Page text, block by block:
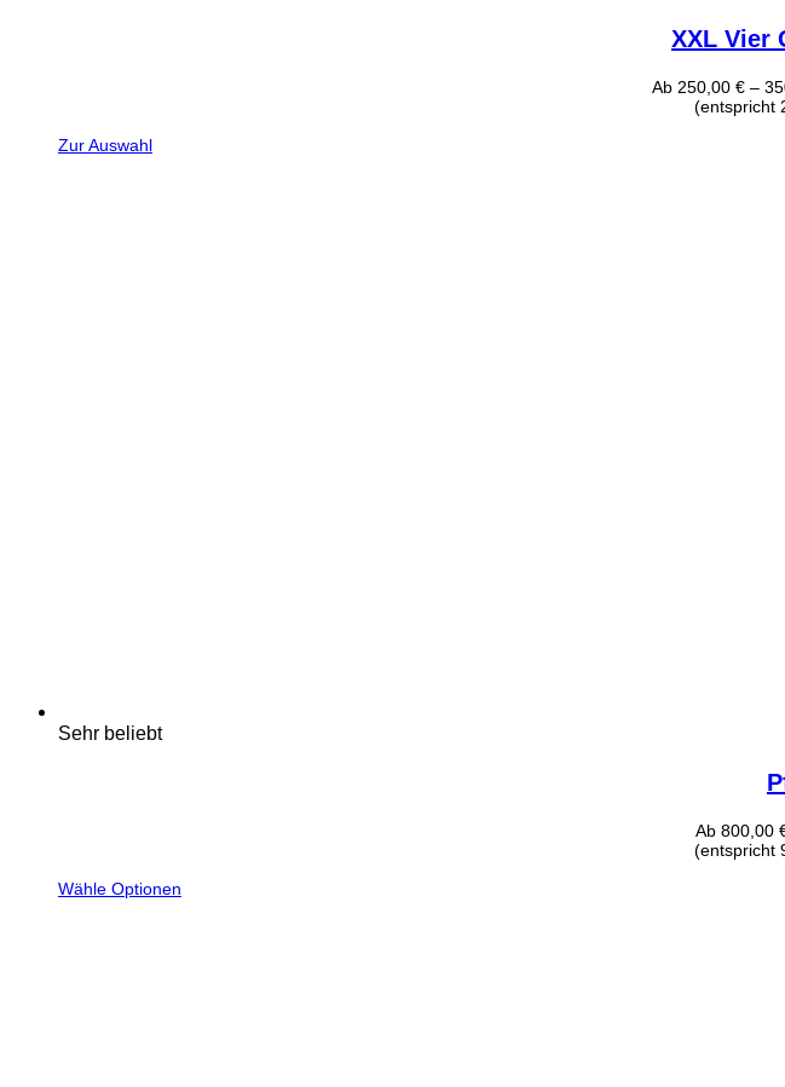
XXL Vier
Ab 250,00 € –
(entspricht
Zur Auswahl
Sehr beliebt
Ab 800,00
(entspricht
Wähle Optionen